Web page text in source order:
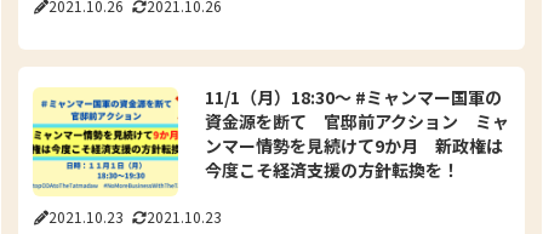
2021.10.26 2021.10.26
2021.10.23 2021.10.23
11/1（月）18:30～ #ミャンマー国軍の
資金源を断て 官邸前アクション ミャ
ンマー情勢を見続けて9か月 新政権は
今度こそ経済支援の方針転換を！